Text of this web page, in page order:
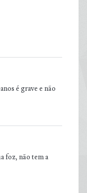
é grave e não
foz, não tem a